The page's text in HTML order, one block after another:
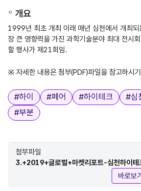
개요
1999년 최초 개최 이래 매년 심천에서 개최
장 큰 영향력을 가진 과학기술분야 최대 전시
할 행사가 제21회임.
※ 자세한 내용은 첨부(PDF)파일을 참고하시
태그
#하이 #페어 #하이테크 #심
#부분
첨부파일
3.+2019+글로벌+마켓리포트-심천하이
바로보기